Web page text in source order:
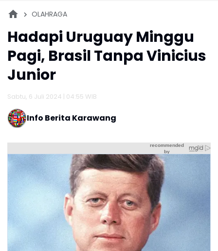
OLAHRAGA
Hadapi Uruguay Minggu
Pagi, Brasil Tanpa Vinicius
Junior
Sabtu, 6 Juli 2024 | 04:55 WIB
Info Berita Karawang